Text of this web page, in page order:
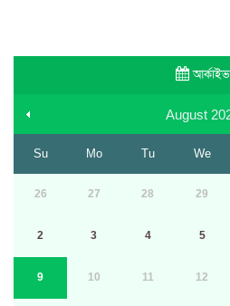
আর্কাইভ
August
Su Mo Tu We
26 27 28 29
2 3 4 5
9 10 11 12